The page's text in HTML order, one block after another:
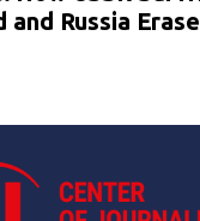
and Russia